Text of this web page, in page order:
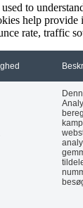
to
help
rate, traffic